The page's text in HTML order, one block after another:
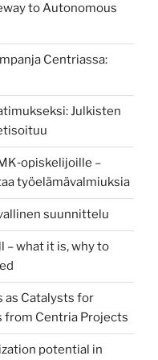
to Autonomous
Centriassa:
Julkisten
–
työelämävalmiuksia
suunnittelu
– what it is, why to
as Catalysts for
from Centria Projects
potential in